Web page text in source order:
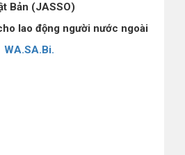
Bản (JASSO)
lao động người nước ngoài
WA.SA.Bi.